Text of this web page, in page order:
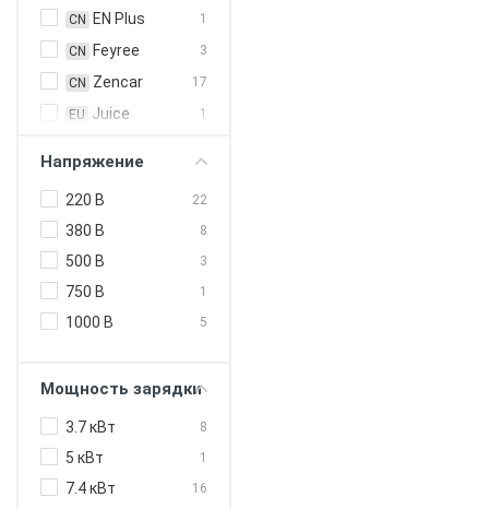
CN EN Plus 1
CN Feyree 3
CN Zencar 17
EU Juice
1
EU NRGkick 1
Напряжение
220 В 22
380 В 8
500 В 3
750 В 1
1000 В 5
Мощность зарядки
3.7 кВт 8
5 кВт 1
7.4 кВт 16